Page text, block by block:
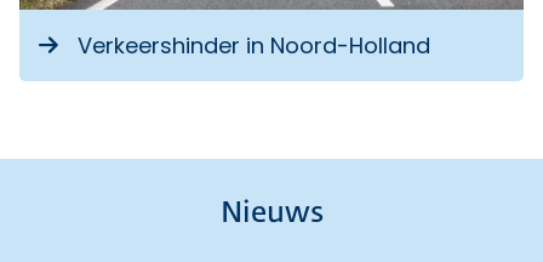
Verkeershinder in Noord-Holland
Nieuws